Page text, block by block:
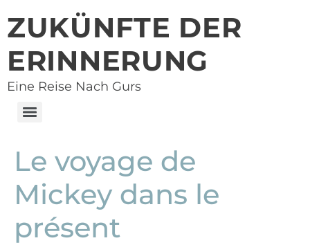
ZUKÜNFTE DER
ERINNERUNG
Eine Reise Nach Gurs
Le voyage de
Mickey dans le
présent